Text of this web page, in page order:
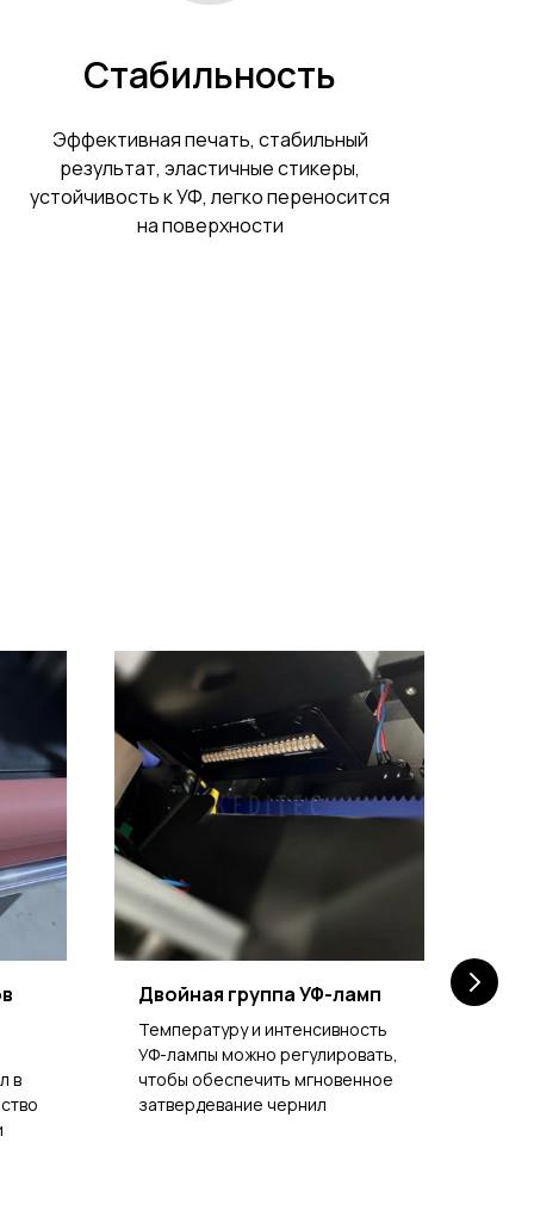
Стабильность
Эффективная печать, стабильный
результат, эластичные стикеры,
устойчивость к УФ, легко переносится
на поверхности
в
Двойная группа УФ-ламп
Температуру и интенсивность
УФ-лампы можно регулировать,
чтобы обеспечить мгновенное
затвердевание чернил